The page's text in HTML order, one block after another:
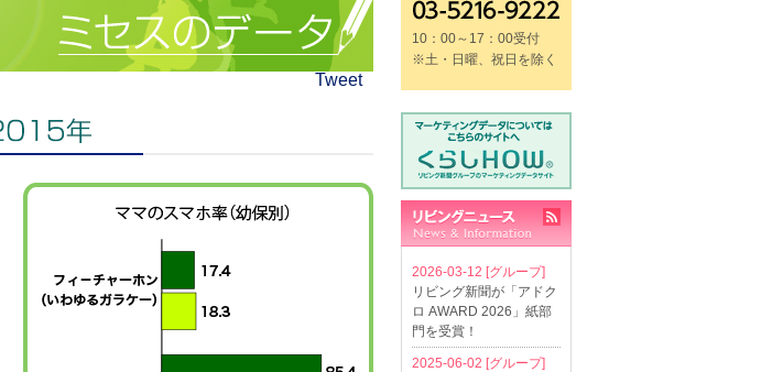
Tweet
10：00～17：00受付
※土・日曜、祝日を除く
2026-03-12 [グループ]
リビング新聞が「アドク
ロ AWARD 2026」紙部
門を受賞！
2025-06-02 [グループ]